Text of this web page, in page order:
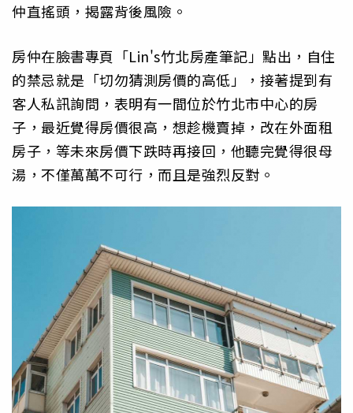
仲直搖頭，揭露背後風險。
房仲在臉書專頁「Lin's竹北房產筆記」點出，自住
的禁忌就是「切勿猜測房價的高低」，接著提到有
客人私訊詢問，表明有一間位於竹北市中心的房
子，最近覺得房價很高，想趁機賣掉，改在外面租
房子，等未來房價下跌時再接回，他聽完覺得很母
湯，不僅萬萬不可行，而且是強烈反對。